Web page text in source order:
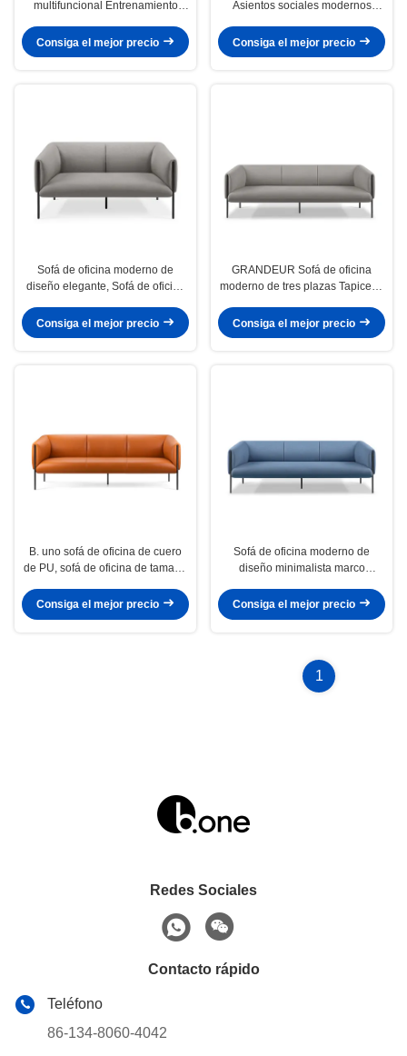
multifuncional Entrenamiento
Diseño ergonómico E-ZEE
Consiga el mejor precio
Asientos sociales modernos
Consiga el mejor precio
Sofá de oficina moderno de
diseño elegante, Sofá de oficina
Consiga el mejor precio
GRANDEUR Sofá de oficina
moderno de tres plazas Tapicería
acolchados
Consiga el mejor precio
B. uno sofá de oficina de cuero
de PU, sofá de oficina de tamaño
Consiga el mejor precio
Sofá de oficina moderno de
diseño minimalista marco
Consiga el mejor precio
1
Redes Sociales
Contacto rápido
Teléfono
86-134-8060-4042